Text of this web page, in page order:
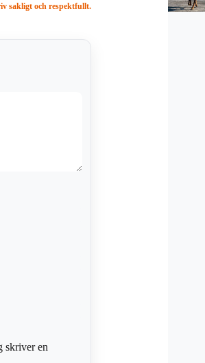
sakligt och respektfullt.
skriver en